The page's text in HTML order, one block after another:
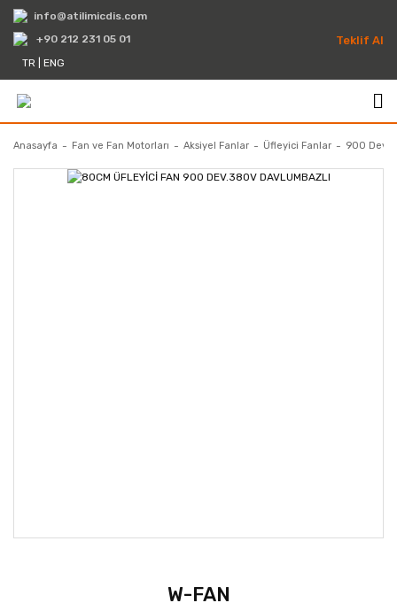
info@atilimicdis.com
+90 212 231 05 01
TR
ENG
Teklif Al
Anasayfa Fan ve Fan Motorları Aksiyel Fanlar Üfleyici Fanlar 900 Devir
W-FAN